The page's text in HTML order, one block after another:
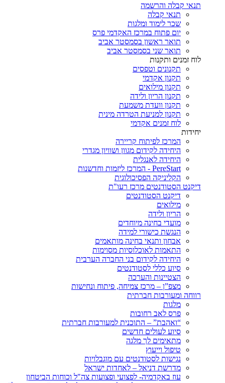
תנאי קבלה והרשמה
תנאי קבלה
שכר לימוד ומלגות
יום פתוח במרכז האקדמי פרס
תואר ראשון בסמסטר אביב
תואר שני בסמסטר אביב
לוח זמנים ותקנות
תקנונים וטפסים
תקנון אקדמי
תקנון מילואים
תקנון הריון ולידה
תקנון וועדת משמעת
תקנון למניעת הטרדה מינית
לוח זמנים אקדמי
יחידות
המרכז לפיתוח קריירה
היחידה לקידום מגוון ושוויון מגדרי
היחידה לאנגלית
PereStart - המרכז ליזמות וחדשנות
הקליניקה הפסיכולוגית
דיקנט הסטודנטים מרכז רעו"ת
דיקנט הסטודנטים
מילואים
הריון ולידה
מועדי בחינה מיוחדים
הנגשת כישורי למידה
אבחון ותנאי בחינה מותאמים
התאמות לאוכלוסיות מסוימות
היחידה לקידום בני החברה הערבית
סיוע כללי לסטודנטים
הצטיינות והערכה
מצפ”ן – מרכז צמיחה, פיתוח ונחישות
רווחה ומעורבות חברתית
מלגות
פרס לאב רחובות
“ואהבת” – התוכנית למעורבות חברתית
סיוע לעולים חדשים
מתאימים לך מלגה
טיפול וייעוץ
נגישות לסטודנטים עם מוגבלויות
מדרשת דניאל – לאחדות ישראל
עוז באקדמיה- לפצועי ופצועות צה"ל וכוחות הביטחון